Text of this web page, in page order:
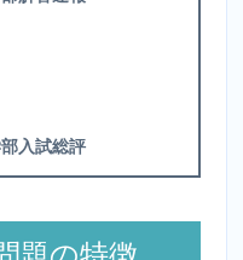
入試総評